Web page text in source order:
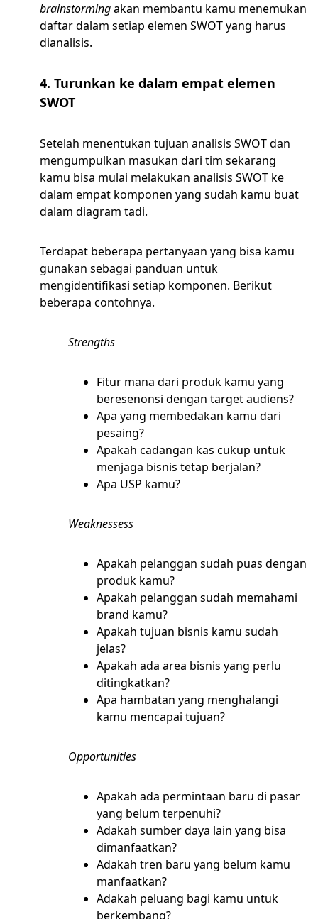
brainstormingakan membantu kamu menemukan
daftar dalam setiap elemen SWOT yang harus
dianalisis.
4. Turunkan ke dalam empat elemen
SWOT
Setelah menentukan tujuan analisis SWOT dan
mengumpulkan masukan dari tim sekarang
kamu bisa mulai melakukan analisis SWOT ke
dalam empat komponen yang sudah kamu buat
dalam diagram tadi.
Terdapat beberapa pertanyaan yang bisa kamu
gunakan sebagai panduan untuk
mengidentifikasi setiap komponen. Berikut
beberapa contohnya.
Strengths
Fitur mana dari produk kamu yang
beresenonsi dengan target audiens?
Apa yang membedakan kamu dari
pesaing?
Apakah cadangan kas cukup untuk
menjaga bisnis tetap berjalan?
Apa USP kamu?
Weaknessess
Apakah pelanggan sudah puas dengan
produk kamu?
Apakah pelanggan sudah memahami
brand kamu?
Apakah tujuan bisnis kamu sudah
jelas?
Apakah ada area bisnis yang perlu
ditingkatkan?
Apa hambatan yang menghalangi
kamu mencapai tujuan?
Opportunities
Apakah ada permintaan baru di pasar
yang belum terpenuhi?
Adakah sumber daya lain yang bisa
dimanfaatkan?
Adakah tren baru yang belum kamu
manfaatkan?
Adakah peluang bagi kamu untuk
berkembang?